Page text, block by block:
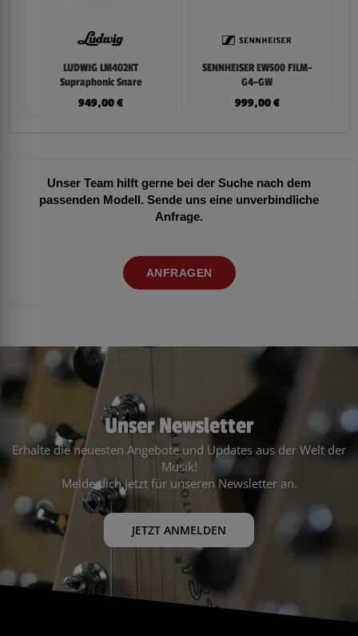
LUDWIG LM402KT
Supraphonic Snare
949,00€
SENNHEISER EW500 FILM-
G4-GW
999,00€
Unser Team hilft gerne bei der Suche nach dem
passenden Modell. Sende uns eine unverbindliche
Anfrage.
ANFRAGEN
Unser Newsletter
Erhalte die neuesten Angebote und Updates aus der Welt der
Musik!
Melde dich jetzt für unseren Newsletter an.
JETZT ANMELDEN